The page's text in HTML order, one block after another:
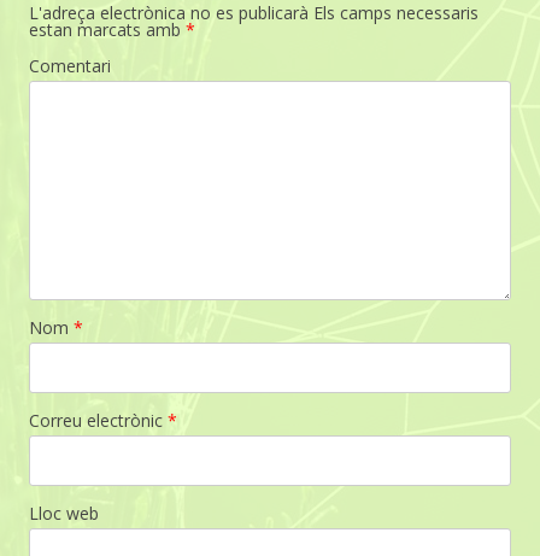
L'adreça electrònica no es publicarà Els camps necessaris
estan marcats amb *
Comentari
Nom *
Correu electrònic *
Lloc web